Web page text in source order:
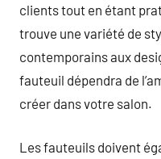
clients tout en étant
trouve une variété de
contemporains aux
fauteuil dépendra de
créer dans votre salon.
Les fauteuils doivent